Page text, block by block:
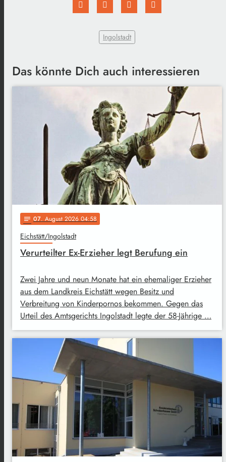
Ingolstadt
Das könnte Dich auch interessieren
notes 07. August 2026 04:58
Eichstätt/Ingolstadt
Verurteilter Ex-Erzieher legt Berufung ein
Zwei Jahre und neun Monate hat ein ehemaliger Erzieher
aus dem Landkreis Eichstätt wegen Besitz und
Verbreitung von Kinderpornos bekommen. Gegen das
Urteil des Amtsgerichts Ingolstadt legte der 58-Jährige …